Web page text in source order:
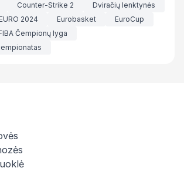
Counter-Strike 2
Dviračių lenktynės
2024 Eurobasket
EuroCup
Čempionų lyga